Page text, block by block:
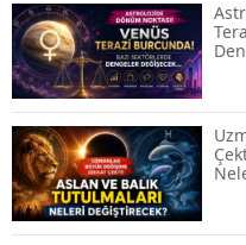
Yeni
Destek